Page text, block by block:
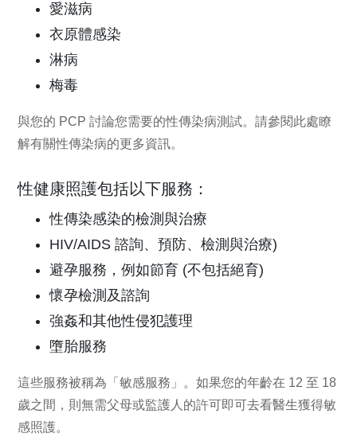
愛滋病
衣原體感染
淋病
梅毒
與您的 PCP 討論您需要的性傳染病測試。請參閱此處瞭
解有關性傳染病的更多資訊。
性健康照護包括以下服務：
性傳染感染的檢測與治療
HIV/AIDS 諮詢、預防、檢測與治療)
避孕服務，例如節育 (不包括絕育)
懷孕檢測及諮詢
強姦和其他性侵犯護理
墮胎服務
這些服務被稱為「敏感服務」。如果您的年齡在 12 至 18
歲之間，則無需父母或監護人的許可即可去看醫生獲得敏
感照護。